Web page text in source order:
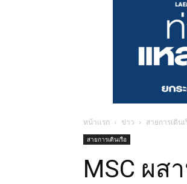
หน้าแรก ข่าว สายการเดินเ
สายการเดินเรือ
MSC ผส